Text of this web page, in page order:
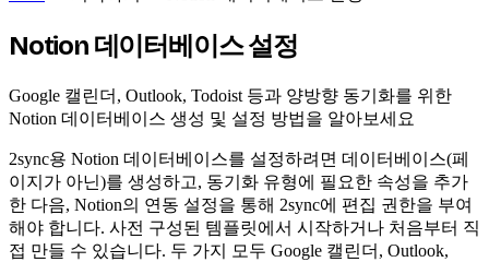
Notion 데이터베이스 설정
Google 캘린더, Outlook, Todoist 등과 양방향 동기화를 위한
Notion 데이터베이스 생성 및 설정 방법을 알아보세요
2sync용 Notion 데이터베이스를 설정하려면 데이터베이스(페
이지가 아닌)를 생성하고, 동기화 유형에 필요한 속성을 추가
한 다음, Notion의 연동 설정을 통해 2sync에 편집 권한을 부여
해야 합니다. 사전 구성된 템플릿에서 시작하거나 처음부터 직
접 만들 수 있습니다. 두 가지 모두 Google 캘린더, Outlook,